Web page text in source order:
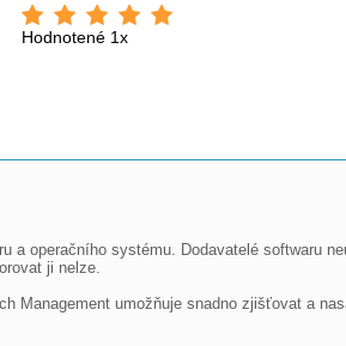
Hodnotené 1x
operačního systému. Dodavatelé softwaru
ji nelze.
Management umožňuje snadno zjišťovat a